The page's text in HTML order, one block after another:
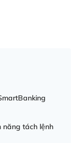
năng tách lệnh